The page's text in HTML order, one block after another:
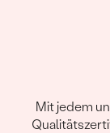
Mit jedem